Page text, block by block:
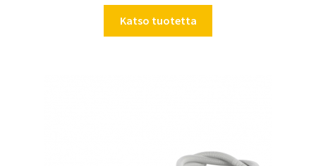
Katso tuotetta